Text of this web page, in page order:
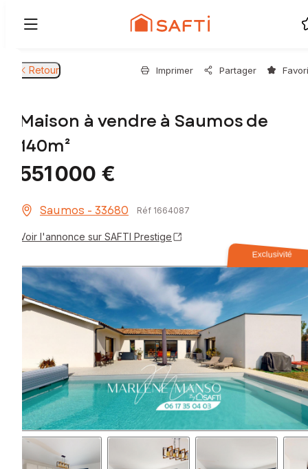
Retour Imprimer Partager
Maison à vendre à Saumos de
140m²
551 000 €
Saumos - 33680 Réf 1664087
Voir l'annonce sur SAFTI Prestige
Exclusivité